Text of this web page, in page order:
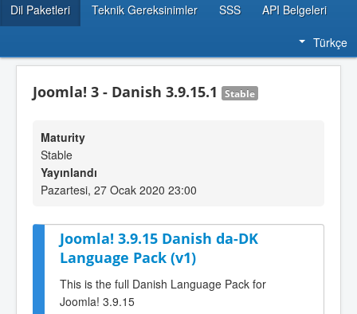
Dil Paketleri Teknik Gereksinimler SSS API Belgeleri
Türkçe
Joomla! 3 - Danish 3.9.15.1 Stable
Maturity
Stable
Yayınlandı
Pazartesi, 27 Ocak 2020 23:00
Joomla! 3.9.15 Danish da-DK
Language Pack (v1)
This is the full Danish Language Pack for
Joomla! 3.9.15